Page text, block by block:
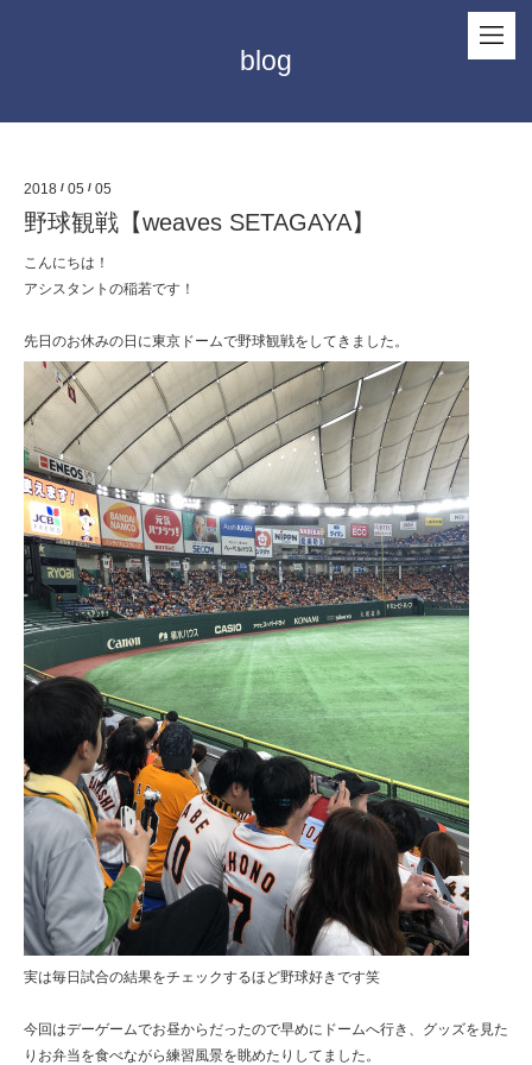
blog
2018 / 05 / 05
野球観戦【weaves SETAGAYA】
こんにちは！
アシスタントの稲若です！
先日のお休みの日に東京ドームで野球観戦をしてきました。
実は毎日試合の結果をチェックするほど野球好きです笑
今回はデーゲームでお昼からだったので早めにドームへ行き、グッズを見た
りお弁当を食べながら練習風景を眺めたりしてました。